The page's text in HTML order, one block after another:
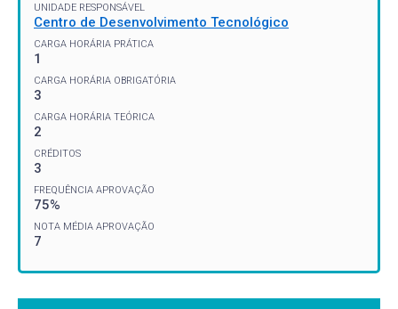
UNIDADE RESPONSÁVEL
Centro de Desenvolvimento Tecnológico
CARGA HORÁRIA PRÁTICA
1
CARGA HORÁRIA OBRIGATÓRIA
3
CARGA HORÁRIA TEÓRICA
2
CRÉDITOS
3
FREQUÊNCIA APROVAÇÃO
75%
NOTA MÉDIA APROVAÇÃO
7